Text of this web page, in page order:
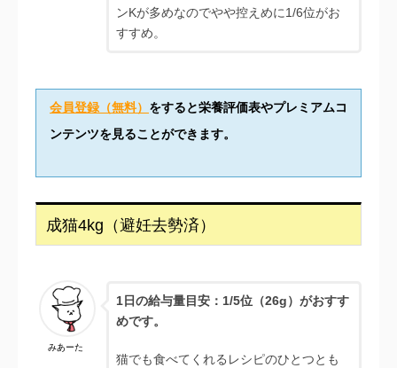
ンKが多めなのでやや控えめに1/6位がお
すすめ。
会員登録（無料） をすると栄養評価表やプレミアムコ
ンテンツを見ることができます。
成猫4kg（避妊去勢済）
みあーた
1日の給与量目安：1/5位（26g）がおすす
めです。
猫でも食べてくれるレシピのひとつとも